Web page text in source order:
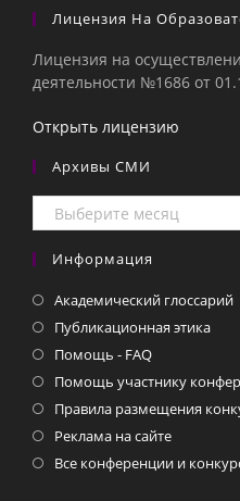
Лицензия На
Лицензия на
деятельности №1686 от
Открыть лицензию
Архивы СМИ
Архивы
СМИ
Информация
Академический глоссарий
Публикационная этика
Помощь - FAQ
Помощь участнику
Правила размещения
Реклама на сайте
Все конференции и